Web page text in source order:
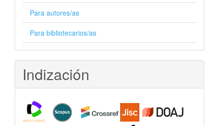
Para autores/as
Para bibliotecarios/as
Indización